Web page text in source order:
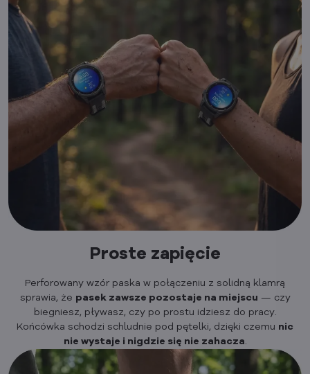
Proste zapięcie
Perforowany wzór paska w połączeniu z solidną klamrą
sprawia, że pasek zawsze pozostaje na miejscu — czy
biegniesz, pływasz, czy po prostu idziesz do pracy.
Końcówka schodzi schludnie pod pętelki, dzięki czemu nic
nie wystaje i nigdzie się nie zahacza.